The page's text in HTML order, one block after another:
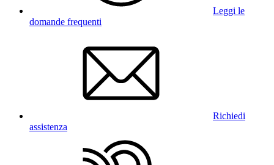
Leggi le
domande frequenti
Richiedi
assistenza